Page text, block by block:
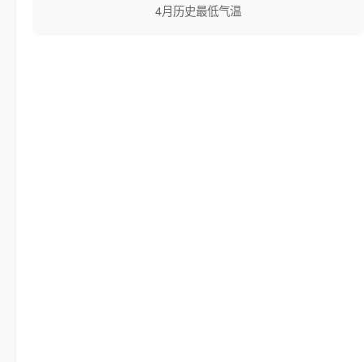
4月历史最低气温